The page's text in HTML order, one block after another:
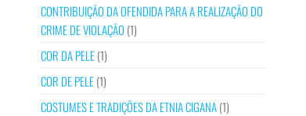
CONTRIBUIÇÃO DA OFENDIDA PARA A REALIZAÇÃO DO
CRIME DE VIOLAÇÃO (1)
COR DA PELE(1)
COR DE PELE(1)
COSTUMES E TRADIÇÕES DA ETNIA CIGANA(1)